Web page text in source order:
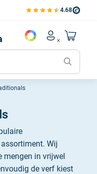
4.68
Bekijk de verfplaza
Account
Mijn
Mijn
Mijn
Naar
Wij
mengen in vrijwel
de verf kiest